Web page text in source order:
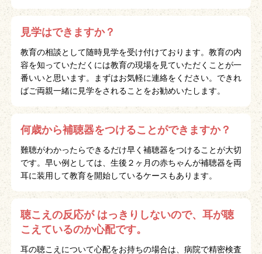
見学はできますか？
教育の相談として随時見学を受け付けております。教育の内
容を知っていただくには教育の現場を見ていただくことが一
番いいと思います。まずはお気軽に連絡をください。できれ
ばご両親一緒に見学をされることをお勧めいたします。
何歳から補聴器をつけることができますか？
難聴がわかったらできるだけ早く補聴器をつけることが大切
です。早い例としては、生後２ヶ月の赤ちゃんが補聴器を両
耳に装用して教育を開始しているケースもあります。
聴こえの反応が はっきりしないので、耳が聴
こえているのか心配です。
耳の聴こえについて心配をお持ちの場合は、病院で精密検査